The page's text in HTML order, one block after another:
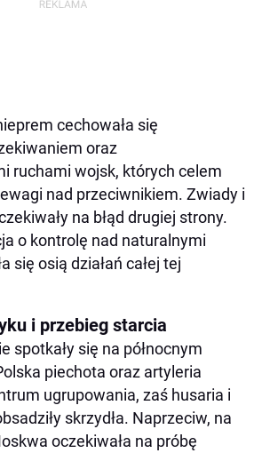
cechowała się
oraz
ruchami wojsk, których celem
nad przeciwnikiem. Zwiady i
na błąd drugiej strony.
o kontrolę nad naturalnymi
się osią działań całej tej
i przebieg starcia
spotkały się na północnym
piechota oraz artyleria
ugrupowania, zaś husaria i
skrzydła. Naprzeciw, na
oczekiwała na próbę